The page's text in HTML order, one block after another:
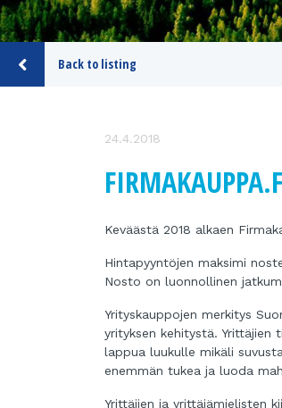
Back to listing
24.4.2018
Keväästä 2018 alkaen
Hintapyyntöjen maksimi
Nosto on luonnollinen
Yrityskauppojen merkitys
yrityksen kehitystä.
lappua luukulle mikäli
enemmän tukea ja luoda
Yrittäjien ja yrittäjämielisten